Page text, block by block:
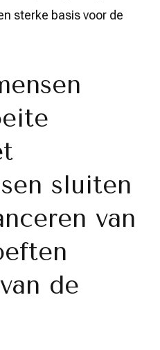
sterke basis voor de
sluiten
van
de